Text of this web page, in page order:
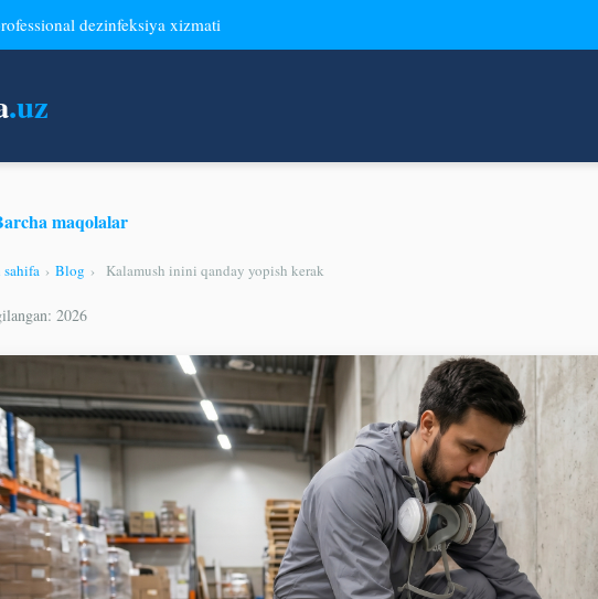
dezinfeksiya xizmati
.uz
maqolalar
sahifa › Blog › Kalamush inini qanday yopish kerak
2026